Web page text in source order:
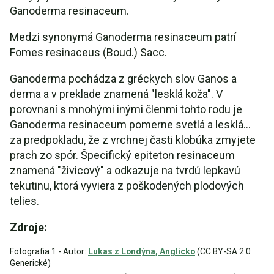
Ganoderma resinaceum.
Medzi synonymá Ganoderma resinaceum patrí
Fomes resinaceus (Boud.) Sacc.
Ganoderma pochádza z gréckych slov Ganos a
derma a v preklade znamená "lesklá koža". V
porovnaní s mnohými inými členmi tohto rodu je
Ganoderma resinaceum pomerne svetlá a lesklá...
za predpokladu, že z vrchnej časti klobúka zmyjete
prach zo spór. Špecifický epiteton resinaceum
znamená "živicový" a odkazuje na tvrdú lepkavú
tekutinu, ktorá vyviera z poškodených plodových
telies.
Zdroje:
Fotografia 1 - Autor: Lukas z Londýna, Anglicko(CC BY-SA 2.0
Generické)